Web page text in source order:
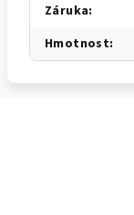
Záruka:
Hmotnost: